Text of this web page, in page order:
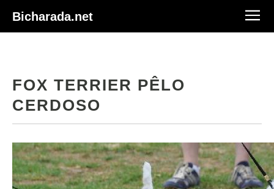
Bicharada.net
FOX TERRIER PÊLO
CERDOSO